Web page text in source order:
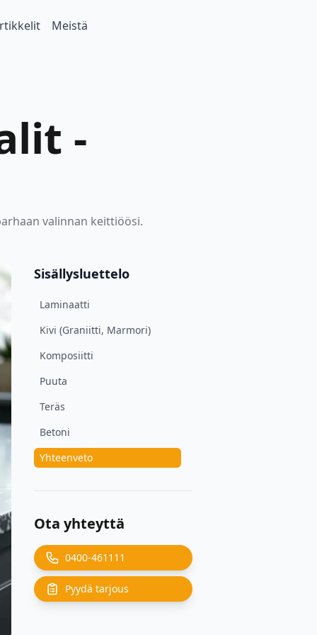
Meistä
-
valinnan keittiöösi.
Sisällysluettelo
Laminaatti
Kivi (Graniitti, Marmori)
Komposiitti
Puuta
Teräs
Betoni
Yhteenveto
Ota yhteyttä
0400-461111
Pyydä tarjous